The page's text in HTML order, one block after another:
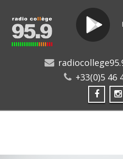
+33(0)5 46